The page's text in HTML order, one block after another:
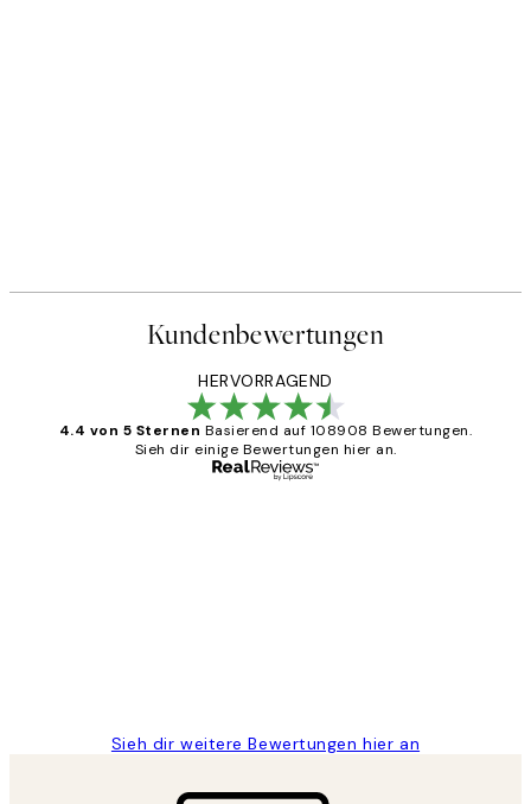
Kundenbewertungen
HERVORRAGEND
4.4 von 5 Sternen Basierend auf 108908 Bewertungen.
Sieh dir einige Bewertungen hier an.
Sieh dir weitere Bewertungen hier an